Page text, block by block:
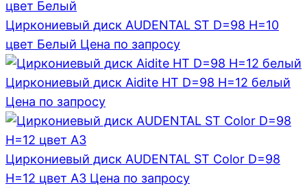
Циркониевый диск AUDENTAL ST D=98 H=10
цвет Белый Цена по запросу
Циркониевый диск Aidite HT D=98 H=12 белый
Цена по запросу
Циркониевый диск AUDENTAL ST Color D=98
H=12 цвет A3 Цена по запросу